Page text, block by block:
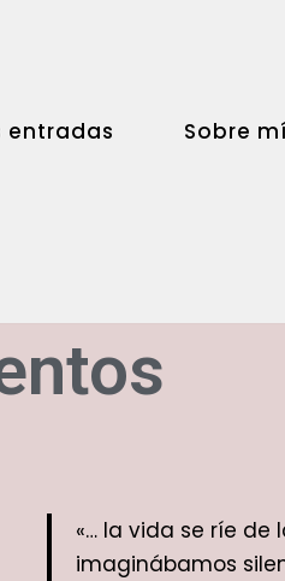
entradas Sobre mí
«… la vida se ríe de
imaginábamos